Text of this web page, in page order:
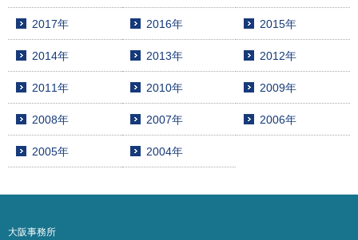
2017年 2016年 2015年
2014年 2013年 2012年
2011年 2010年 2009年
2008年 2007年 2006年
2005年 2004年
大阪事務所